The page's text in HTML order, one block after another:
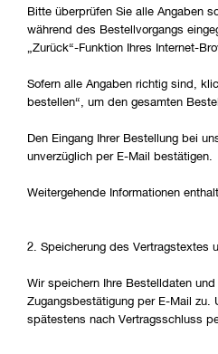
Bitte überprüfen Sie alle Angaben
während des Bestellvorgangs
„Zurück“-Funktion Ihres Internet-
Sofern alle Angaben richtig sind,
bestellen“, um den gesamten
Den Eingang Ihrer Bestellung bei
unverzüglich per E-Mail bestätigen.
Weitergehende Informationen
2. Speicherung des Vertragstextes
Wir speichern Ihre Bestelldaten
Zugangsbestätigung per E-Mail zu.
spätestens nach Vertragsschluss